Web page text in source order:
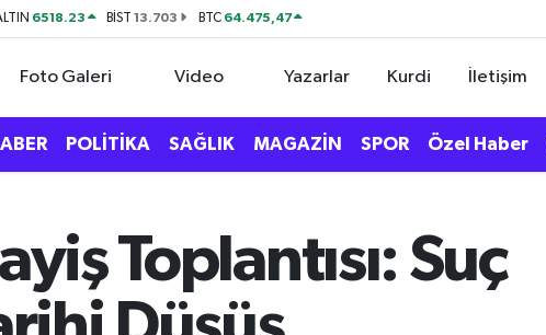
6518.23 BİST13.703 BTC 64.475,47
Foto Galeri Video Yazarlar Kurdi İletişim
POLİTİKA SAĞLIK MAGAZİN SPOR Özel Haber
Toplantısı: Suç